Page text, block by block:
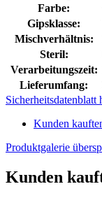
Farbe:
Gipsklasse:
Mischverhältnis:
Steril:
Verarbeitungszeit:
Lieferumfang:
Sicherheitsdatenblatt
Kunden
Produktgalerie
Kunden